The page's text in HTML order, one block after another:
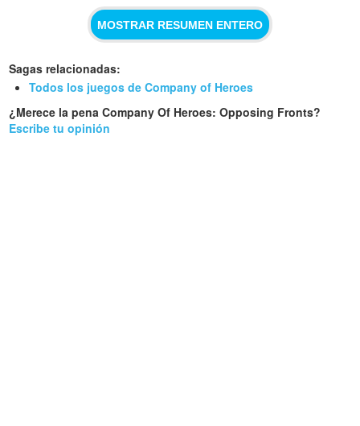
MOSTRAR RESUMEN ENTERO
Sagas relacionadas:
Todos los juegos de Company of Heroes
¿Merece la pena Company Of Heroes: Opposing Fronts?
Escribe tu opinión